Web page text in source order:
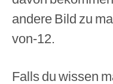
andere Bild zu
von-12.
Falls du wissen